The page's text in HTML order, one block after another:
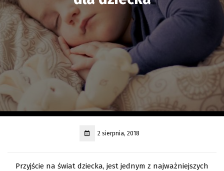
2 sierpnia, 2018
Przyjście na świat dziecka, jest jednym z najważniejszych